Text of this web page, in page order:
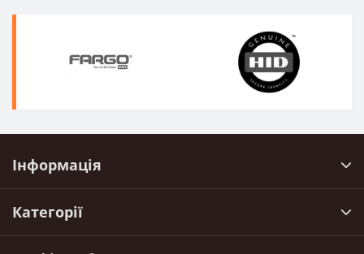
Інформація
Категорії